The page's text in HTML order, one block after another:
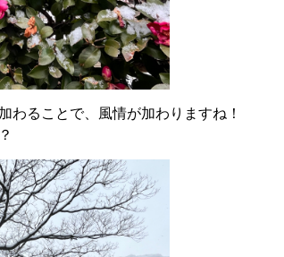
わることで、風情が加わりますね！